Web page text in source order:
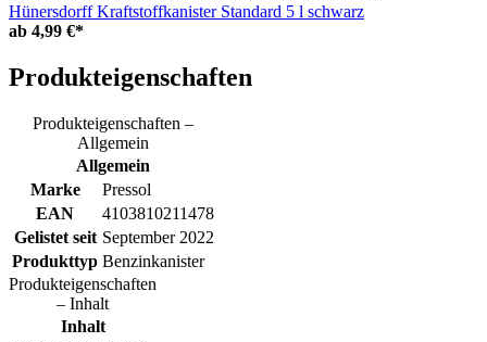
Hünersdorff Kraftstoffkanister Standard 5 l schwarz
ab 4,99 €*
Produkteigenschaften
Produkteigenschaften –
Allgemein
Allgemein
Marke
Pressol
EAN
4103810211478
Gelistet seit September 2022
Produkttyp Benzinkanister
Produkteigenschaften
– Inhalt
Inhalt